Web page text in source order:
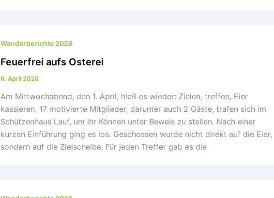
Wanderberichte 2026
Feuerfrei aufs Osterei
6. April 2026
Am Mittwochabend, den 1. April, hieß es wieder: Zielen, treffen, Eier
kassieren. 17 motivierte Mitglieder, darunter auch 2 Gäste, trafen sich im
Schützenhaus Lauf, um ihr Können unter Beweis zu stellen. Nach einer
kurzen Einführung ging es los. Geschossen wurde nicht direkt auf die Eier,
sondern auf die Zielscheibe. Für jeden Treffer gab es die